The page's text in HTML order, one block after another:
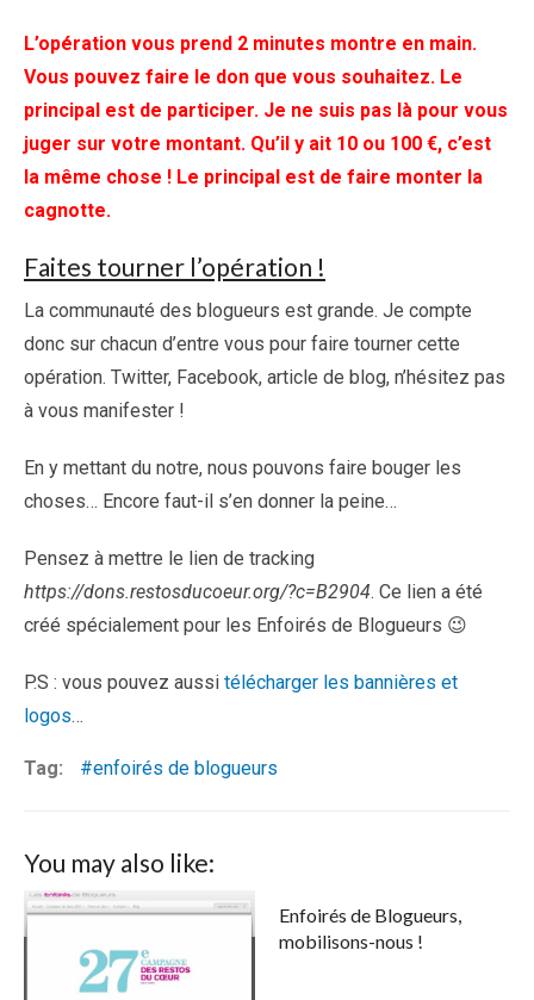
L’opération vous prend 2 minutes montre en main.
Vous pouvez faire le don que vous souhaitez. Le
principal est de participer. Je ne suis pas là pour vous
juger sur votre montant. Qu’il y ait 10 ou 100 €, c’est
la même chose ! Le principal est de faire monter la
cagnotte.
Faites tourner l’opération !
La communauté des blogueurs est grande. Je compte
donc sur chacun d’entre vous pour faire tourner cette
opération. Twitter, Facebook, article de blog, n’hésitez pas
à vous manifester !
En y mettant du notre, nous pouvons faire bouger les
choses… Encore faut-il s’en donner la peine…
Pensez à mettre le lien de tracking
https://dons.restosducoeur.org/?c=B2904. Ce lien a été
créé spécialement pour les Enfoirés de Blogueurs 😉
P.S : vous pouvez aussi télécharger les bannières et
logos…
Tag: enfoirés de blogueurs
You may also like:
Enfoirés de Blogueurs,
mobilisons-nous !